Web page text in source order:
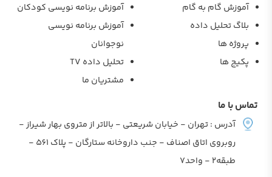
آموزش گام به گام
بلاگ تحلیل داده
پروژه ها
پکیج ها
آموزش برنامه نویسی کودکان
آموزش برنامه نویسی
نوجوانان
تحلیل داده TV
مشتریان ما
تماس با ما
آدرس : تهران - خیابان شریعتی - بالاتر از متروی بهار شیراز -
روبروی اتاق اصناف - جنب داروخانه ستارگان - پلاک 561 -
طبقه2 - واحد7